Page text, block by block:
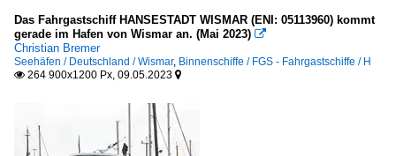
Das Fahrgastschiff HANSESTADT WISMAR (ENI: 05113960) kommt
gerade im Hafen von Wismar an. (Mai 2023) 
Christian Bremer
Seehäfen / Deutschland / Wismar, Binnenschiffe / FGS - Fahrgastschiffe / H
 264 900x1200 Px, 09.05.2023 